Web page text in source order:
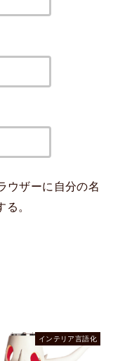
ウザーに自分の名
。
インテリア言語化